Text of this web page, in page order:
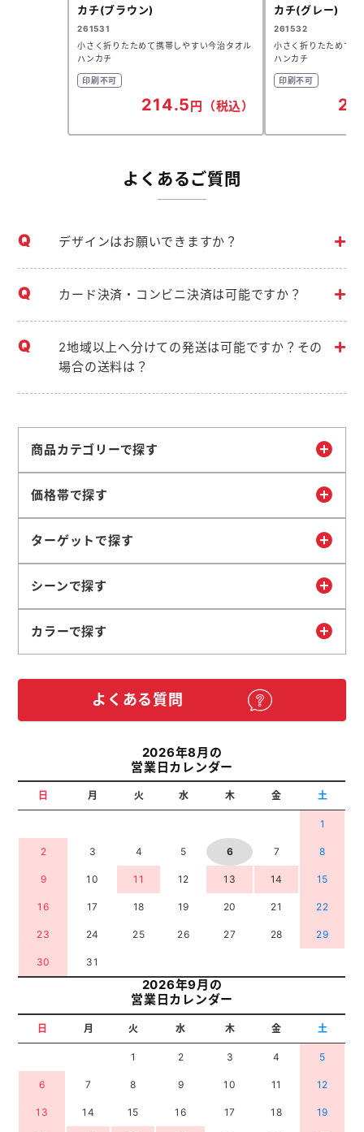
カチ(ブラウン)
261531
小さく折りたためて携帯しやすい今治タオル
ハンカチ
印刷不可
214.5円（税込）
カチ(グレー)
261532
小さく折りたためて
ハンカチ
印刷不可
よくあるご質問
デザインはお願いできますか？
カード決済・コンビニ決済は可能ですか？
2地域以上へ分けての発送は可能ですか？その
場合の送料は？
商品カテゴリーで探す
価格帯で探す
ターゲットで探す
シーンで探す
カラーで探す
よくある質問
2026年8月の
営業日カレンダー
日 月 火 水 木 金 土
1
2 3 4 5 6 7 8
9 10 11 12 13 14 15
16 17 18 19 20 21 22
23 24 25 26 27 28 29
30 31
2026年9月の
営業日カレンダー
日 月 火 水 木 金 土
1 2 3 4 5
6 7 8 9 10 11 12
13 14 15 16 17 18 19